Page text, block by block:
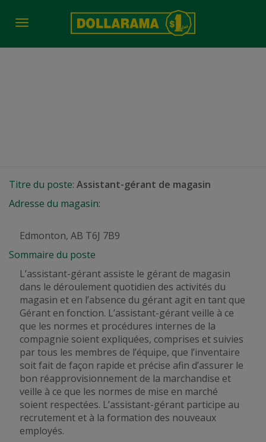
Toggle
Titre du poste: Assistant-gérant de magasin
Adresse du magasin:
Edmonton, AB T6J 7B9
Sommaire du poste
L’assistant-gérant assiste le gérant de magasin
dans le déroulement quotidien des activités du
magasin et en l’absence du gérant agit en tant que
Gérant en fonction. L’assistant-gérant veille à ce
que les normes et procédures internes de la
compagnie soient expliquées, comprises et suivies
par tous les membres de l’équipe, que l’inventaire
soit fait de façon rapide et précise afin d’assurer le
bon réapprovisionnement de la marchandise et
veille à ce que les normes de mise en marché
soient respectées. L’assistant-gérant participe au
recrutement et à la formation des nouveaux
employés.